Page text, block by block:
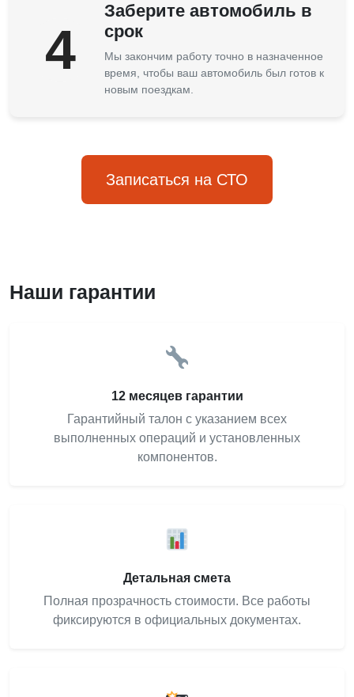
4
Заберите автомобиль в
срок
Мы закончим работу точно в назначенное
время, чтобы ваш автомобиль был готов к
новым поездкам.
Записаться на СТО
Наши гарантии
12 месяцев гарантии
Гарантийный талон с указанием всех
выполненных операций и установленных
компонентов.
Детальная смета
Полная прозрачность стоимости. Все работы
фиксируются в официальных документах.